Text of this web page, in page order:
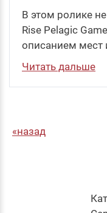
В этом ролике
Rise Pelagic
описанием мест
Читать дальше
назад